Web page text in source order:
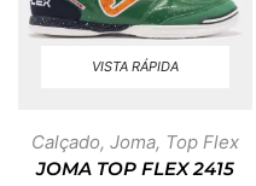
VISTA RÁPIDA
Calçado, Joma, Top Flex
JOMA TOP FLEX 2415